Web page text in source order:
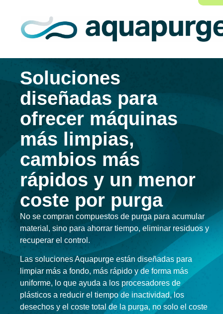
Soluciones
diseñadas para
ofrecer máquinas
más limpias,
cambios más
rápidos y un menor
coste por purga
No se compran compuestos de purga para acumular
material, sino para ahorrar tiempo, eliminar residuos y
recuperar el control.
Las soluciones Aquapurge están diseñadas para
limpiar más a fondo, más rápido y de forma más
uniforme, lo que ayuda a los procesadores de
plásticos a reducir el tiempo de inactividad, los
desechos y el coste total de la purga, no solo el coste